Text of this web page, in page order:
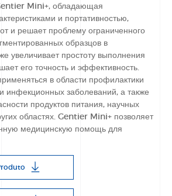
Mini+, обладающая
и портативностью,
и решает проблему ограниченного
образцов в
увеличивает простоту выполнения
его точность и эффективность.
в области профилактики
инфекционных заболеваний, а также
продуктов питания, научных
областях. Gentier Mini+ позволяет
медицинскую помощь для